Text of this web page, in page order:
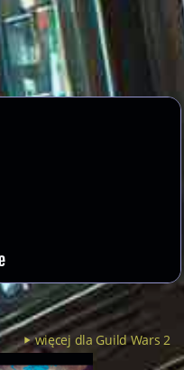
więcej dla Guild Wars 2